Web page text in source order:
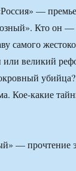
—
Кто он —
самого
или великий
Кое-какие